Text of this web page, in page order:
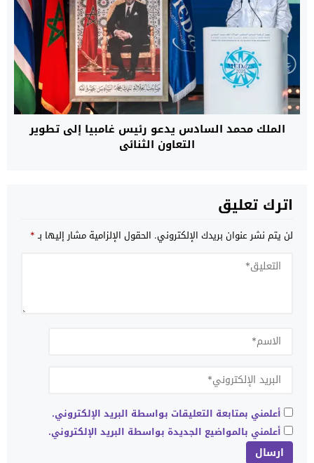
الملك محمد السادس يدعو رئيس غامبيا إلى تطوير
التعاون الثنائي
اترك تعليق
لن يتم نشر عنوان بريدك الإلكتروني. الحقول الإلزامية مشار إليها بـ*
أعلمني بمتابعة التعليقات بواسطة البريد الإلكتروني.
أعلمني بالمواضيع الجديدة بواسطة البريد الإلكتروني.